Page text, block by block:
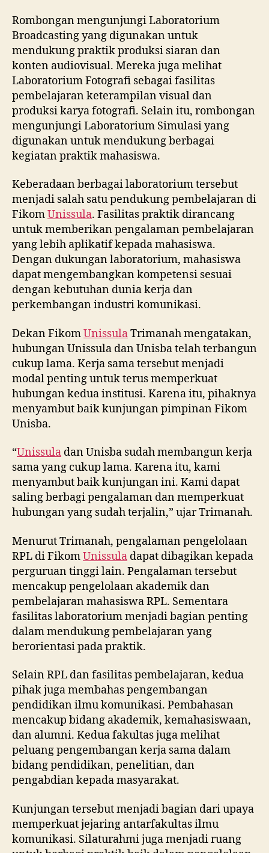
Rombongan mengunjungi Laboratorium
Broadcasting yang digunakan untuk
mendukung praktik produksi siaran dan
konten audiovisual. Mereka juga melihat
Laboratorium Fotografi sebagai fasilitas
pembelajaran keterampilan visual dan
produksi karya fotografi. Selain itu, rombongan
mengunjungi Laboratorium Simulasi yang
digunakan untuk mendukung berbagai
kegiatan praktik mahasiswa.
Keberadaan berbagai laboratorium tersebut
menjadi salah satu pendukung pembelajaran di
FikomUnissula. Fasilitas praktik dirancang
untuk memberikan pengalaman pembelajaran
yang lebih aplikatif kepada mahasiswa.
Dengan dukungan laboratorium, mahasiswa
dapat mengembangkan kompetensi sesuai
dengan kebutuhan dunia kerja dan
perkembangan industri komunikasi.
Dekan FikomUnissulaTrimanah mengatakan,
hubungan Unissula dan Unisba telah terbangun
cukup lama. Kerja sama tersebut menjadi
modal penting untuk terus memperkuat
hubungan kedua institusi. Karena itu, pihaknya
menyambut baik kunjungan pimpinan Fikom
Unisba.
“Unissula dan Unisba sudah membangun kerja
sama yang cukup lama. Karena itu, kami
menyambut baik kunjungan ini. Kami dapat
saling berbagi pengalaman dan memperkuat
hubungan yang sudah terjalin,” ujar Trimanah.
Menurut Trimanah, pengalaman pengelolaan
RPL di FikomUnissula dapat dibagikan kepada
perguruan tinggi lain. Pengalaman tersebut
mencakup pengelolaan akademik dan
pembelajaran mahasiswa RPL. Sementara
fasilitas laboratorium menjadi bagian penting
dalam mendukung pembelajaran yang
berorientasi pada praktik.
Selain RPL dan fasilitas pembelajaran, kedua
pihak juga membahas pengembangan
pendidikan ilmu komunikasi. Pembahasan
mencakup bidang akademik, kemahasiswaan,
dan alumni. Kedua fakultas juga melihat
peluang pengembangan kerja sama dalam
bidang pendidikan, penelitian, dan
pengabdian kepada masyarakat.
Kunjungan tersebut menjadi bagian dari upaya
memperkuat jejaring antarfakultas ilmu
komunikasi. Silaturahmi juga menjadi ruang